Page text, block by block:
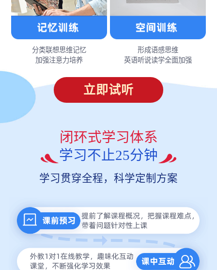
分类联想思维记忆
加强注意力培养
形成语感思维
英语听说读学全面加强
立即试听
闭环式学习体系
学习不止25分钟
学习贯穿全程，科学定制方案